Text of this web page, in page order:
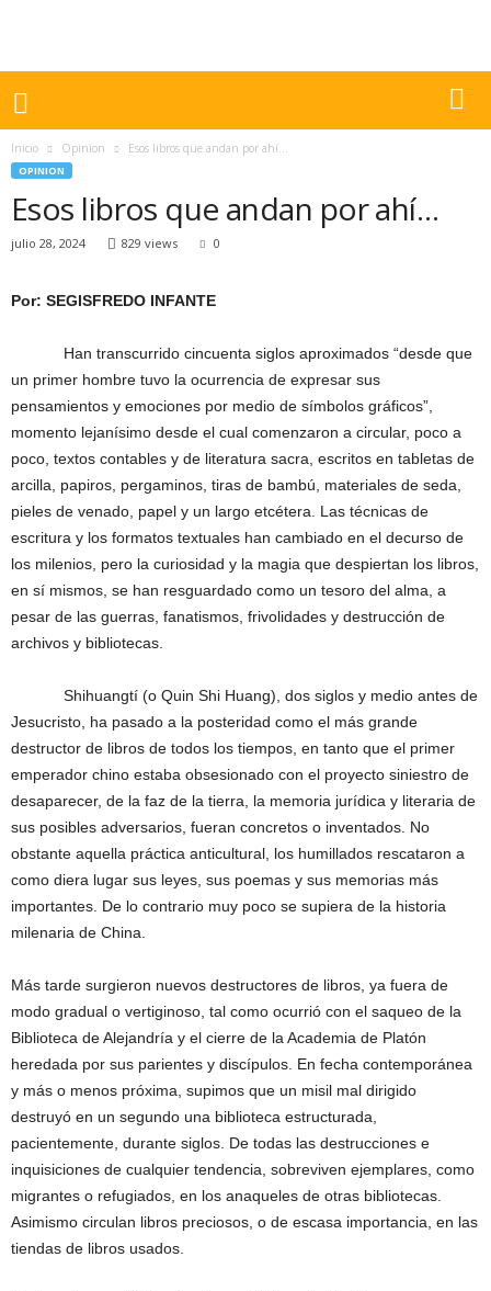
Inicio Opinion Esos libros que andan por ahí…
OPINION
Esos libros que andan por ahí…
julio 28, 2024 829 views 0
Por: SEGISFREDO INFANTE
Han transcurrido cincuenta siglos aproximados “desde que
un primer hombre tuvo la ocurrencia de expresar sus
pensamientos y emociones por medio de símbolos gráficos”,
momento lejanísimo desde el cual comenzaron a circular, poco a
poco, textos contables y de literatura sacra, escritos en tabletas de
arcilla, papiros, pergaminos, tiras de bambú, materiales de seda,
pieles de venado, papel y un largo etcétera. Las técnicas de
escritura y los formatos textuales han cambiado en el decurso de
los milenios, pero la curiosidad y la magia que despiertan los libros,
en sí mismos, se han resguardado como un tesoro del alma, a
pesar de las guerras, fanatismos, frivolidades y destrucción de
archivos y bibliotecas.
Shihuangtí (o Quin Shi Huang), dos siglos y medio antes de
Jesucristo, ha pasado a la posteridad como el más grande
destructor de libros de todos los tiempos, en tanto que el primer
emperador chino estaba obsesionado con el proyecto siniestro de
desaparecer, de la faz de la tierra, la memoria jurídica y literaria de
sus posibles adversarios, fueran concretos o inventados. No
obstante aquella práctica anticultural, los humillados rescataron a
como diera lugar sus leyes, sus poemas y sus memorias más
importantes. De lo contrario muy poco se supiera de la historia
milenaria de China.
Más tarde surgieron nuevos destructores de libros, ya fuera de
modo gradual o vertiginoso, tal como ocurrió con el saqueo de la
Biblioteca de Alejandría y el cierre de la Academia de Platón
heredada por sus parientes y discípulos. En fecha contemporánea
y más o menos próxima, supimos que un misil mal dirigido
destruyó en un segundo una biblioteca estructurada,
pacientemente, durante siglos. De todas las destrucciones e
inquisiciones de cualquier tendencia, sobreviven ejemplares, como
migrantes o refugiados, en los anaqueles de otras bibliotecas.
Asimismo circulan libros preciosos, o de escasa importancia, en las
tiendas de libros usados.